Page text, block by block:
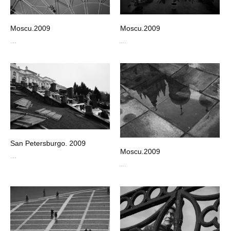
Moscu.2009
...
Moscu.2009
...
San Petersburgo. 2009
...
Moscu.2009
...